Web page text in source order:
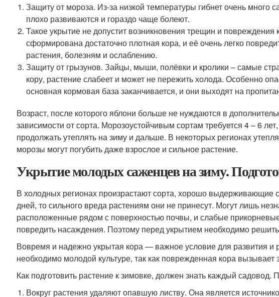
Защиту от мороза. Из-за низкой температуры гибнет очень много
плохо развиваются и гораздо чаще болеют.
Такое укрытие не допустит возникновения трещин и
сформирована достаточно плотная кора, и её очень легко
растения, болезням и ослаблению.
Защиту от грызунов. Зайцы, мыши, полёвки и кролики – самые
кору, растение слабеет и может не пережить холода. Особенно
основная кормовая база заканчивается, и они выходят на
Возраст, после которого яблони больше не нуждаются в
зависимости от сорта. Морозоустойчивым сортам требуется 4 – 6
продолжать утеплять на зиму и дальше. В некоторых регионах
морозы могут погубить даже взрослое и сильное растение.
Укрытие молодых саженцев на зиму.
В холодных регионах произрастают сорта, хорошо выдерживающие
дней, то сильного вреда растениям они не принесут. Могут лишь
расположенные рядом с поверхностью почвы, и слабые
повредить насаждения. Поэтому перед укрытием необходимо
Вовремя и надежно укрытая кора — важное условие для развития и
необходимо молодой культуре, так как поврежденная кора
Как подготовить растение к зимовке, должен знать каждый
Вокруг растения удаляют опавшую листву. Она является